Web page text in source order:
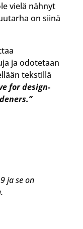
vielä nähnyt
on siinä
ja odotetaan
tekstillä
for design-
ja se on